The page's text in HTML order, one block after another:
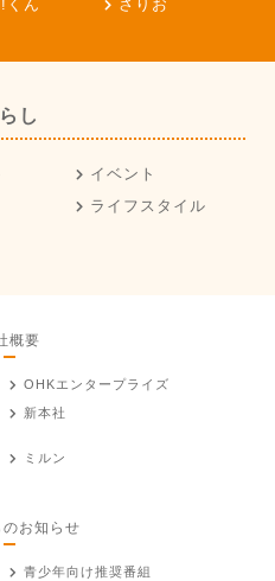
くん さりお
し
イベント
ライフスタイル
概要
OHKエンタープライズ
新本社
ミルン
お知らせ
青少年向け推奨番組